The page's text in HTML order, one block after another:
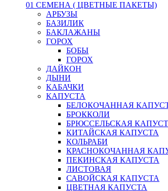
01 СЕМЕНА ( ЦВЕТНЫЕ ПАКЕТЫ)
АРБУЗЫ
БАЗИЛИК
БАКЛАЖАНЫ
ГОРОХ
БОБЫ
ГОРОХ
ДАЙКОН
ДЫНИ
КАБАЧКИ
КАПУСТА
БЕЛОКОЧАННАЯ
БРОККОЛИ
БРЮССЕЛЬСКАЯ
КИТАЙСКАЯ КАПУСТА
КОЛЬРАБИ
КРАСНОКОЧАННАЯ
ПЕКИНСКАЯ КАПУСТА
ЛИСТОВАЯ
САВОЙСКАЯ КАПУСТА
ЦВЕТНАЯ КАПУСТА